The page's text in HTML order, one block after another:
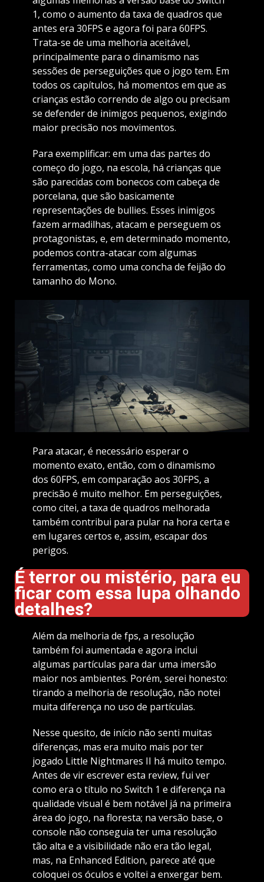
1, como o aumento da taxa de quadros que
antes era 30FPS e agora foi para 60FPS.
Trata-se de uma melhoria aceitável,
principalmente para o dinamismo nas
sessões de perseguições que o jogo tem. Em
todos os capítulos, há momentos em que as
crianças estão correndo de algo ou precisam
se defender de inimigos pequenos, exigindo
maior precisão nos movimentos.
Para exemplificar: em uma das partes do
começo do jogo, na escola, há crianças que
são parecidas com bonecos com cabeça de
porcelana, que são basicamente
representações de bullies. Esses inimigos
fazem armadilhas, atacam e perseguem os
protagonistas, e, em determinado momento,
podemos contra-atacar com algumas
ferramentas, como uma concha de feijão do
tamanho do Mono.
Para atacar, é necessário esperar o
momento exato, então, com o dinamismo
dos 60FPS, em comparação aos 30FPS, a
precisão é muito melhor. Em perseguições,
como citei, a taxa de quadros melhorada
também contribui para pular na hora certa e
em lugares certos e, assim, escapar dos
perigos.
É terror ou mistério, para eu
ficar com essa lupa olhando
detalhes?
Além da melhoria de fps, a resolução
também foi aumentada e agora inclui
algumas partículas para dar uma imersão
maior nos ambientes. Porém, serei honesto:
tirando a melhoria de resolução, não notei
muita diferença no uso de partículas.
Nesse quesito, de início não senti muitas
diferenças, mas era muito mais por ter
jogado Little Nightmares II há muito tempo.
Antes de vir escrever esta review, fui ver
como era o título no Switch 1 e diferença na
qualidade visual é bem notável já na primeira
área do jogo, na floresta; na versão base, o
console não conseguia ter uma resolução
tão alta e a visibilidade não era tão legal,
mas, na Enhanced Edition, parece até que
coloquei os óculos e voltei a enxergar bem.